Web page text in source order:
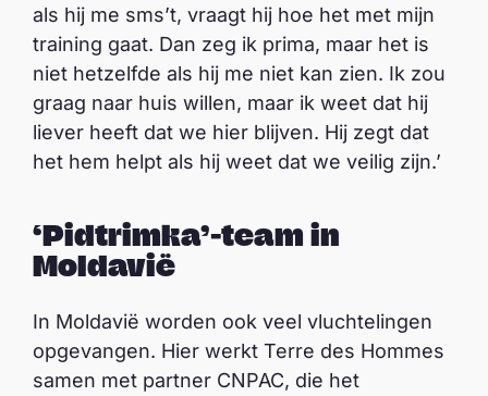
als hij me sms’t, vraagt ​​hij hoe het met mijn
training gaat. Dan zeg ik prima, maar het is
niet hetzelfde als hij me niet kan zien. Ik zou
graag naar huis willen, maar ik weet dat hij
liever heeft dat we hier blijven. Hij zegt dat
het hem helpt als hij weet dat we veilig zijn.’
‘Pidtrimka’-team in
Moldavië
In Moldavië worden ook veel vluchtelingen
opgevangen. Hier werkt Terre des Hommes
samen met partner CNPAC, die het